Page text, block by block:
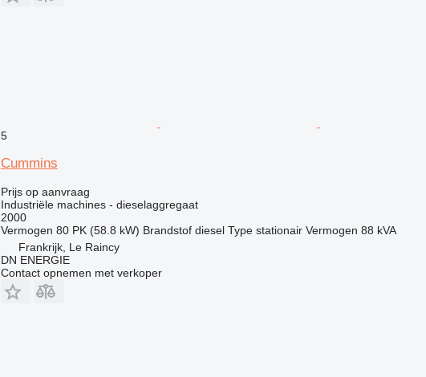
5
Cummins
Prijs op aanvraag
Industriële machines - dieselaggregaat
2000
Vermogen 80 PK (58.8 kW) Brandstof diesel Type stationair Vermogen 88 kVA
Frankrijk, Le Raincy
DN ENERGIE
Contact opnemen met verkoper